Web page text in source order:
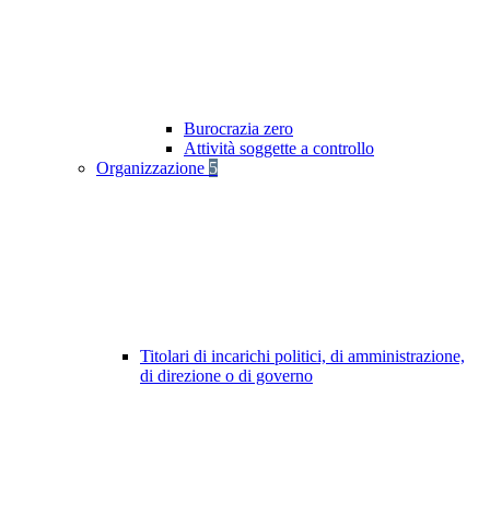
Burocrazia zero
Attività soggette a controllo
Organizzazione 5
Titolari di incarichi politici, di amministrazione,
di direzione o di governo